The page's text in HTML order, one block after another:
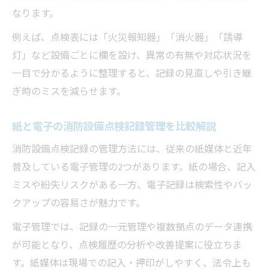
なります。
例えば、点検表には「火災報知器」「消火器」「誘導
灯」など設備ごとに欄を設け、異常の有無や対応状況を
一目で分かるように整理すると、記録の見直しや引き継
ぎ時のミスを減らせます。
紙と電子の消防設備点検記録管理を比較解説
消防設備点検記録の管理方法には、従来の紙媒体と近年
普及している電子管理の2つがあります。紙の場合、記入
ミスや紛失リスクがある一方、電子記録は検索性やバッ
クアップの容易さが魅力です。
電子管理では、記録の一元管理や複数拠点のデータ連携
が可能となり、点検履歴の分析や改善提案に役立ちま
す。紙媒体は現場での記入・押印がしやすく、法令上も